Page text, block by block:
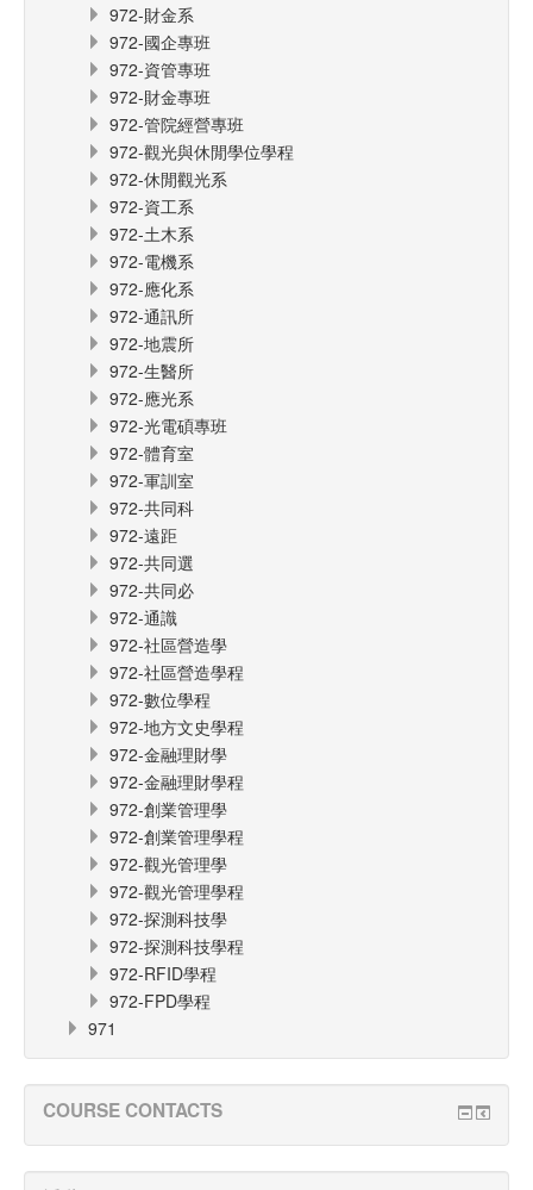
972-財金系
972-國企專班
972-資管專班
972-財金專班
972-管院經營專班
972-觀光與休閒學位學程
972-休閒觀光系
972-資工系
972-土木系
972-電機系
972-應化系
972-通訊所
972-地震所
972-生醫所
972-應光系
972-光電碩專班
972-體育室
972-軍訓室
972-共同科
972-遠距
972-共同選
972-共同必
972-通識
972-社區營造學
972-社區營造學程
972-數位學程
972-地方文史學程
972-金融理財學
972-金融理財學程
972-創業管理學
972-創業管理學程
972-觀光管理學
972-觀光管理學程
972-探測科技學
972-探測科技學程
972-RFID學程
972-FPD學程
971
COURSE CONTACTS